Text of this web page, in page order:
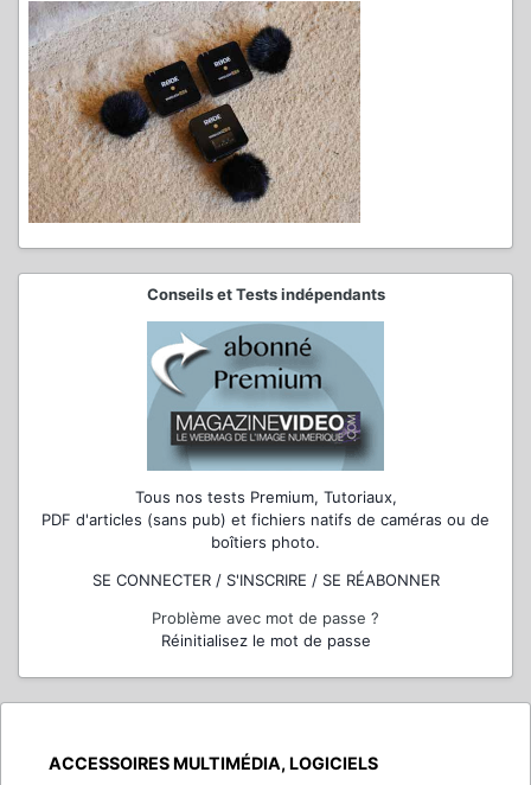
Conseils et Tests indépendants
Tous nos tests Premium, Tutoriaux,
PDF d'articles (sans pub) et fichiers natifs de caméras ou de
boîtiers photo.
SE CONNECTER / S'INSCRIRE / SE RÉABONNER
Problème avec mot de passe ?
Réinitialisez le mot de passe
ACCESSOIRES MULTIMÉDIA, LOGICIELS